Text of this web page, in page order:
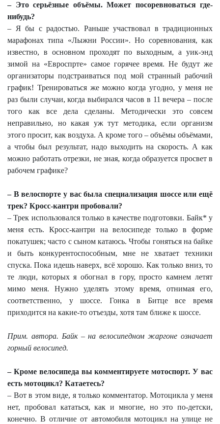
– Это серьёзные объёмы. Может посоревноваться где-
нибудь?
– Я бы с радостью. Раньше участвовал в традиционных
марафонах типа «Лыжни России». Но соревнования, как
известно, в основном проходят по выходным, а уик-энд
зимой на «Евроспрте» самое горячее время. Не будут же
организаторы подстраиваться под мой странный рабочий
график! Тренироваться же можно когда угодно, у меня не
раз были случаи, когда выбирался часов в 11 вечера – после
того как все дела сделаны. Методически это совсем
неправильно, но какая уж тут методика, если организм
этого просит, как воздуха. А кроме того – объёмы объёмами,
а чтобы был результат, надо выходить на скорость. А как
можно работать отрезки, не зная, когда образуется просвет в
рабочем графике?
– В велоспорте у вас была специализация шоссе или ещё
трек? Кросс-кантри пробовали?
– Трек использовался только в качестве подготовки. Байк* у
меня есть. Кросс-кантри на велосипеде только в форме
покатушек; часто с сыном катаюсь. Чтобы гоняться на байке
и быть конкурентоспособным, мне не хватает техники
спуска. Пока идешь наверх, всё хорошо. Как только вниз, то
те люди, которых я обогнал в гору, просто камнем летят
мимо меня. Нужно уделять этому время, отнимая его,
соответственно, у шоссе. Гонка в Битце все время
приходится на какие-то отъезды, хотя там ближе к шоссе.
Прим. автора. Байк – на велосипедном жаргоне означает
горный велосипед.
– Кроме велосипеда вы комментируете мотоспорт. У вас
есть мотоцикл? Катаетесь?
– Вот в этом виде, я только комментатор. Мотоцикла у меня
нет, пробовал кататься, как и многие, но это по-детски,
конечно. В отличие от автомобиля мотоцикл на улице не